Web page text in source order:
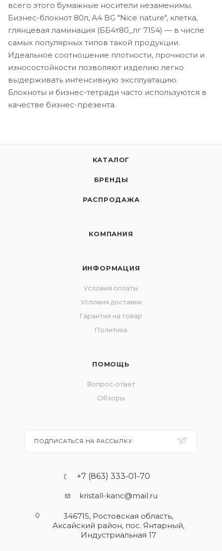
всего этого бумажные носители незаменимы.
Бизнес-блокнот 80л, А4 BG "Nice nature", клетка,
глянцевая ламинация (ББ4т80_лг 7154) — в числе
самых популярных типов такой продукции.
Идеальное соотношение плотности, прочности и
износостойкости позволяют изделию легко
выдерживать интенсивную эксплуатацию.
Блокноты и бизнес-тетради часто используются в
качестве бизнес-презента.
КАТАЛОГ
БРЕНДЫ
РАСПРОДАЖА
КОМПАНИЯ
ИНФОРМАЦИЯ
Условия оплаты
Условия доставки
Гарантия на товар
Политика
ПОМОЩЬ
Вопрос-ответ
Обзоры
ПОДПИСАТЬСЯ НА РАССЫЛКУ
+7 (863) 333-01-70
kristall-kanc@mail.ru
346715, Ростовская область​,
Аксайский район, пос. Янтарный,
Индустриальная 17